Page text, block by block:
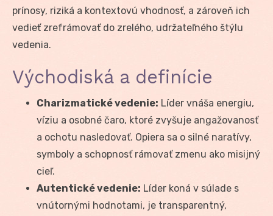
prínosy, riziká a kontextovú vhodnosť, a zároveň ich
vedieť zrefrámovať do zrelého, udržateľného štýlu
vedenia.
Východiská a definície
Charizmatické vedenie: Líder vnáša energiu,
víziu a osobné čaro, ktoré zvyšuje angažovanosť
a ochotu nasledovať. Opiera sa o silné naratívy,
symboly a schopnosť rámovať zmenu ako misijný
cieľ.
Autentické vedenie: Líder koná v súlade s
vnútornými hodnotami, je transparentný,